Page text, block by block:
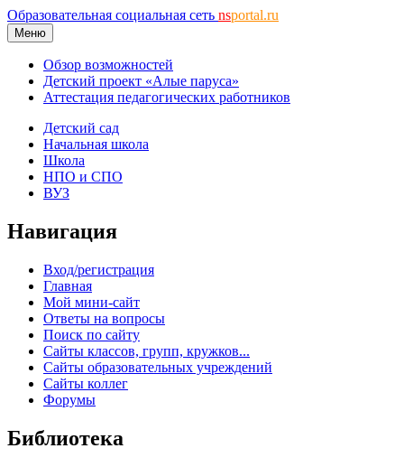
Образовательная социальная сеть nsportal.ru
Меню
Обзор возможностей
Детский проект «Алые паруса»
Аттестация педагогических работников
Детский сад
Начальная школа
Школа
НПО и СПО
ВУЗ
Навигация
Вход/регистрация
Главная
Мой мини-сайт
Ответы на вопросы
Поиск по сайту
Сайты классов, групп, кружков...
Сайты образовательных учреждений
Сайты коллег
Форумы
Библиотека